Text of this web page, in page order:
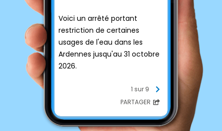
Voici un arrêté portant
restriction de certaines
usages de l'eau dans les
Ardennes jusqu'au 31 octobre
2026.
n°2026 / 554 du 29 juillet 2026
plaçant les communes de la
zone d’alerte eaux
souterraines de la Craie de
1 sur 9
PARTAGER